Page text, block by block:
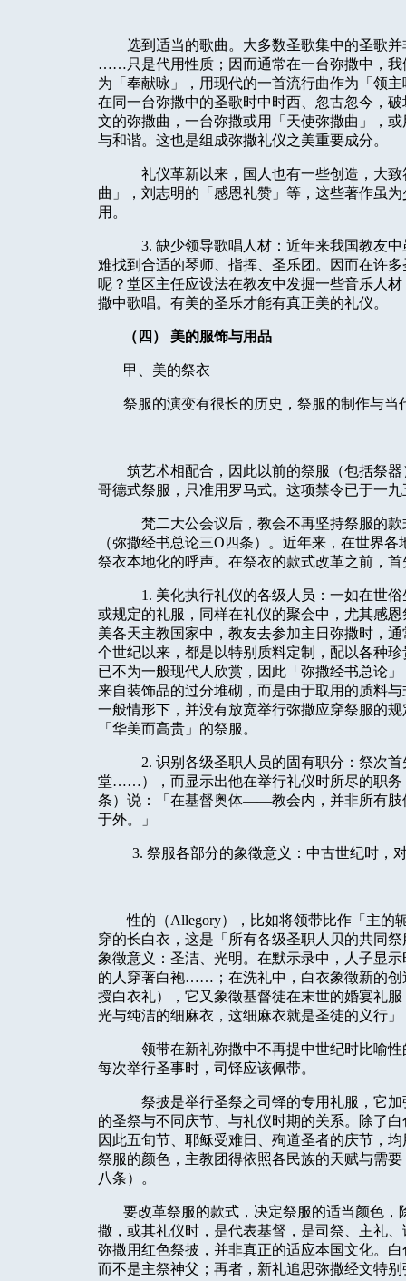
选到适当的歌曲。大多数圣歌集中的圣歌
……只是代用性质；因而通常在一台弥撒中，我
为「奉献咏」，用现代的一首流行曲作为「领
在同一台弥撒中的圣歌时中时西、忽古忽今，
文的弥撒曲，一台弥撒或用「天使弥撒曲」，
与和谐。这也是组成弥撒礼仪之美重要成分。
礼仪革新以来，国人也有一些创造，大
曲」，刘志明的「感恩礼赞」等，这些著作虽
用。
3. 缺少领导歌唱人材：近年来我国教友
难找到合适的琴师、指挥、圣乐团。因而在许
呢？堂区主任应设法在教友中发掘一些音乐人
撒中歌唱。有美的圣乐才能有真正美的礼仪。
（四） 美的服饰与用品
甲、美的祭衣
祭服的演变有很长的历史，祭服的制作与
筑艺术相配合，因此以前的祭服（包括祭
哥德式祭服，只准用罗马式。这项禁令已于一
梵二大公会议后，教会不再坚持祭服的
（弥撒经书总论三O四条）。近年来，在世界
祭衣本地化的呼声。在祭衣的款式改革之前，
1. 美化执行礼仪的各级人员：一如在世
或规定的礼服，同样在礼仪的聚会中，尤其感
美各天主教国家中，教友去参加主日弥撒时，
个世纪以来，都是以特别质料定制，配以各种
已不为一般现代人欣赏，因此「弥撒经书总论
来自装饰品的过分堆砌，而是由于取用的质料
一般情形下，并没有放宽举行弥撒应穿祭服的
「华美而高贵」的祭服。
2. 识别各级圣职人员的固有职分：祭次
堂……），而显示出他在举行礼仪时所尽的职
条）说：「在基督奥体——教会内，并非所有肢
于外。」
3. 祭服各部分的象徵意义：中古世纪时，
性的（Allegory），比如将领带比作「主
穿的长白衣，这是「所有各级圣职人贝的共同
象徵意义：圣洁、光明。在默示录中，人子显
的人穿著白袍……；在洗礼中，白衣象徵新的创
授白衣礼），它又象徵基督徒在末世的婚宴礼
光与纯洁的细麻衣，这细麻衣就是圣徒的义行
领带在新礼弥撒中不再提中世纪时比喻
每次举行圣事时，司铎应该佩带。
祭披是举行圣祭之司铎的专用礼服，它
的圣祭与不同庆节、与礼仪时期的关系。除了
因此五旬节、耶稣受难日、殉道圣者的庆节，
祭服的颜色，主教团得依照各民族的天赋与需
八条）。
要改革祭服的款式，决定祭服的适当颜色
撒，或其礼仪时，是代表基督，是司祭、主礼
弥撒用红色祭披，并非真正的适应本国文化。
而不是主祭神父；再者，新礼追思弥撒经文特